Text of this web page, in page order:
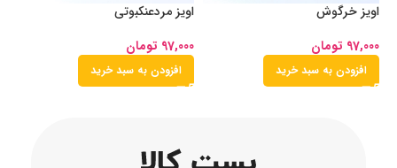
اویز خرگوش
97,000 تومان
افزودن به سبد خرید
اویز مردعنکبوتی
97,000 تومان
افزودن به سبد خرید